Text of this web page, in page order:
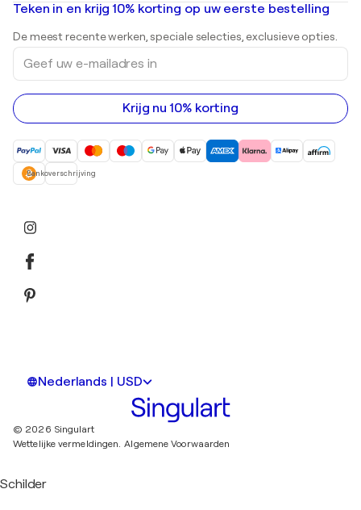
Shepard Fairey
Landschapsschilderijen
Beelden
Acrylverfschilderijen
Kunstgaleries in Nederland
Teken in en krijg 10% korting op uw eerste bestelling
De meest recente werken, speciale selecties, exclusieve opties.
Geef
uw
e-
mailadres
in
Krijg nu 10% korting
Bankoverschrijving
Nederlands | USD
© 2026 Singulart
Wettelijke vermeldingen. Algemene Voorwaarden
Schilder